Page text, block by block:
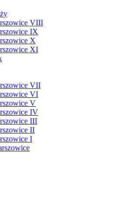
VIII
IX
X
XI
VII
VI
V
IV
III
II
I